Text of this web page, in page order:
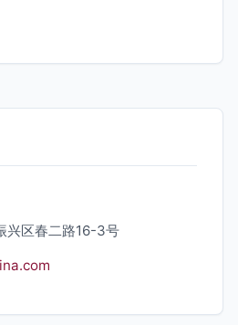
兴区春二路16-3号